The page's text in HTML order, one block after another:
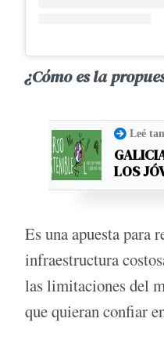
¿Cómo es la
Leé
LOS
Es una apuesta para
infraestructura
las limitaciones del
que quieran confiar